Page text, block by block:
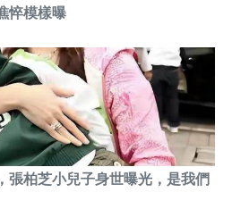
悴模樣曝
張柏芝小兒子身世曝光，是我們